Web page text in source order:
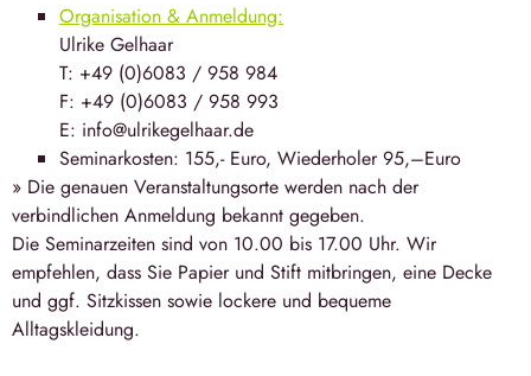
Organisation & Anmeldung:
Ulrike Gelhaar
T: +49 (0)6083 / 958 984
F: +49 (0)6083 / 958 993
E: info@ulrikegelhaar.de
Seminarkosten: 155,- Euro, Wiederholer 95,–Euro
» Die genauen Veranstaltungsorte werden nach der
verbindlichen Anmeldung bekannt gegeben.
Die Seminarzeiten sind von 10.00 bis 17.00 Uhr. Wir
empfehlen, dass Sie Papier und Stift mitbringen, eine Decke
und ggf. Sitzkissen sowie lockere und bequeme
Alltagskleidung.